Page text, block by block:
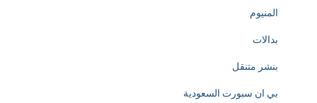
d
c
a
المنيوم
بدالات
بنشر متنقل
بي ان سبورت السعودية